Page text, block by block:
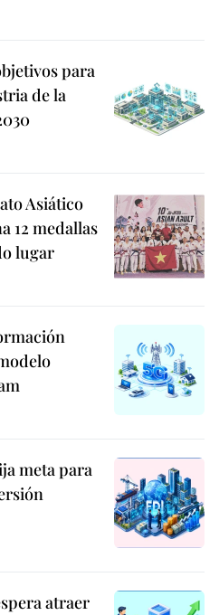
para
de la
Asiático
12 medallas
lugar
meta para
atraer